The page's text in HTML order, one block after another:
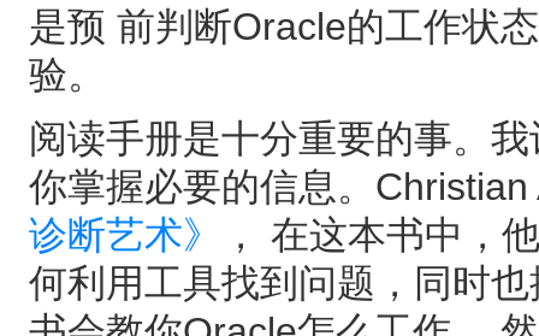
是预 前判断Oracle的工作状
验。
阅读手册是十分重要的事。
你掌握必要的信息。
诊断艺术》
， 在这本书中，
何利用工具找到问题，同时